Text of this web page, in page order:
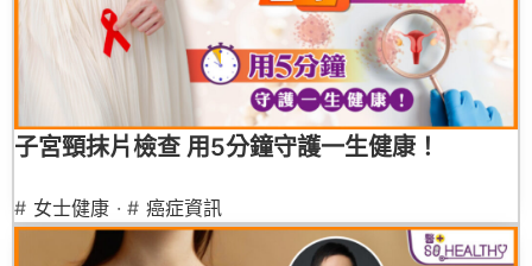
子宮頸抹片檢查 用5分鐘守護一生健康！
# 女士健康 · # 癌症資訊